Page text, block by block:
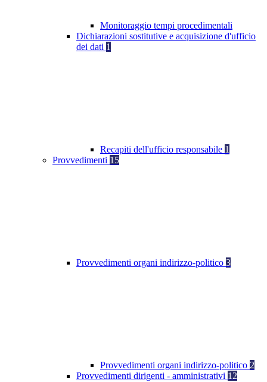
Monitoraggio tempi procedimentali
Dichiarazioni sostitutive e acquisizione d'ufficio
dei dati 1
Recapiti dell'ufficio responsabile 1
Provvedimenti 15
Provvedimenti organi indirizzo-politico 3
Provvedimenti organi indirizzo-politico 2
Provvedimenti dirigenti - amministrativi 12